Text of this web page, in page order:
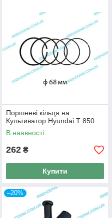
Поршневі кільця на
Культиватор Hyundai T 850
В наявності
262 ₴
Купити
–20%